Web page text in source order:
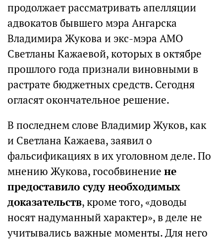
продолжает рассматривать апелляции
адвокатов бывшего мэра Ангарска
Владимира Жукова и экс-мэра АМО
Светланы Кажаевой, которых в октябре
прошлого года признали виновными в
растрате бюджетных средств. Сегодня
огласят окончательное решение.
В последнем слове Владимир Жуков, как
и Светлана Кажаева, заявил о
фальсификациях в их уголовном деле. По
мнению Жукова, гособвинение не
предоставило суду необходимых
доказательств, кроме того, «доводы
носят надуманный характер», в деле не
учитывались важные моменты. Для него